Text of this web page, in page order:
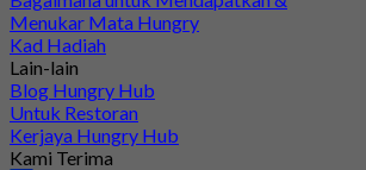
Menukar Mata Hungry
Kad Hadiah
Lain-lain
Blog Hungry Hub
Untuk Restoran
Kerjaya Hungry Hub
Kami Terima